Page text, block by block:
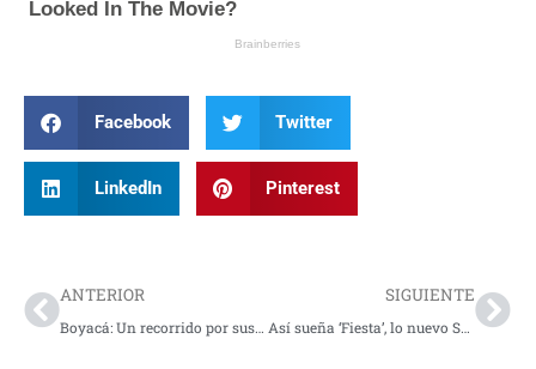
Facebook Twitter
LinkedIn Pinterest
ANTERIOR
Boyacá: Un recorrido por sus encantos naturales y culturales
SIGUIENTE
Así sueña ‘Fiesta’, lo nuevo Systema Solar y Los Auténticos Decadentes